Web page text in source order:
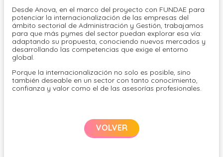
Desde Anova, en el marco del proyecto con FUNDAE para
potenciar la internacionalización de las empresas del
ámbito sectorial de Administración y Gestión, trabajamos
para que más pymes del sector puedan explorar esa vía:
adaptando su propuesta, conociendo nuevos mercados y
desarrollando las competencias que exige el entorno
global.
Porque la internacionalización no solo es posible, sino
también deseable en un sector con tanto conocimiento,
confianza y valor como el de las asesorías profesionales.
VOLVER